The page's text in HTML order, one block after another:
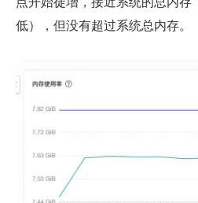
低），但没有超过系统总内存。